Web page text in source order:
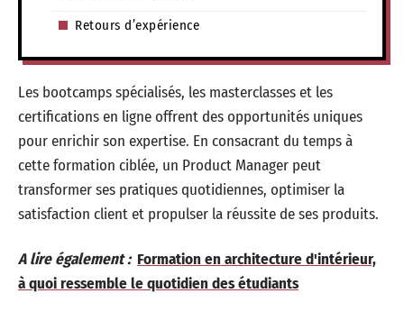
Retours d’expérience
Les bootcamps spécialisés, les masterclasses et les
certifications en ligne offrent des opportunités uniques
pour enrichir son expertise. En consacrant du temps à
cette formation ciblée, un Product Manager peut
transformer ses pratiques quotidiennes, optimiser la
satisfaction client et propulser la réussite de ses produits.
A lire également : Formation en architecture d'intérieur,
à quoi ressemble le quotidien des étudiants